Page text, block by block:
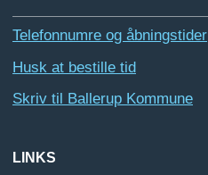
Telefonnumre og åbningstider
Husk at bestille tid
Skriv til Ballerup Kommune
LINKS